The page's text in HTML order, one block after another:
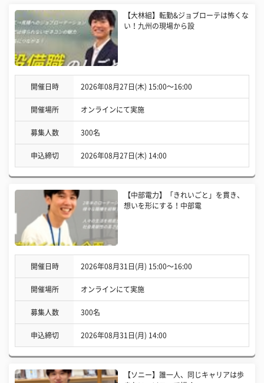
【大林組】転勤&ジョブローテは怖くな
い！九州の現場から設
開催日時 2026年08月27日(木) 15:00〜16:00
開催場所 オンラインにて実施
募集人数 300名
申込締切 2026年08月27日(木) 14:00
【中部電力】「きれいごと」を貫き、
想いを形にする！中部電
開催日時 2026年08月31日(月) 15:00〜16:00
開催場所 オンラインにて実施
募集人数 300名
申込締切 2026年08月31日(月) 14:00
【ソニー】誰一人、同じキャリアは歩